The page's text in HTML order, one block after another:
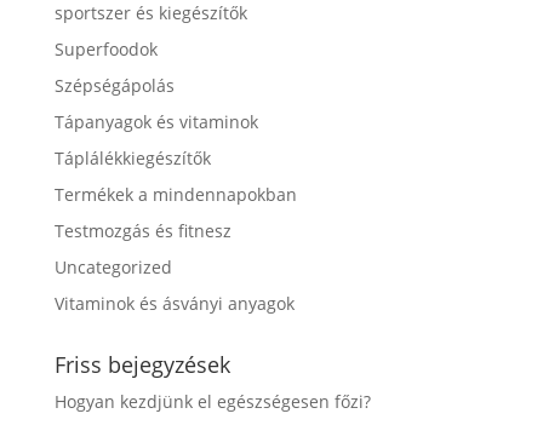
sportszer és kiegészítők
Superfoodok
Szépségápolás
Tápanyagok és vitaminok
Táplálékkiegészítők
Termékek a mindennapokban
Testmozgás és fitnesz
Uncategorized
Vitaminok és ásványi anyagok
Friss bejegyzések
Hogyan kezdjünk el egészségesen főzi?